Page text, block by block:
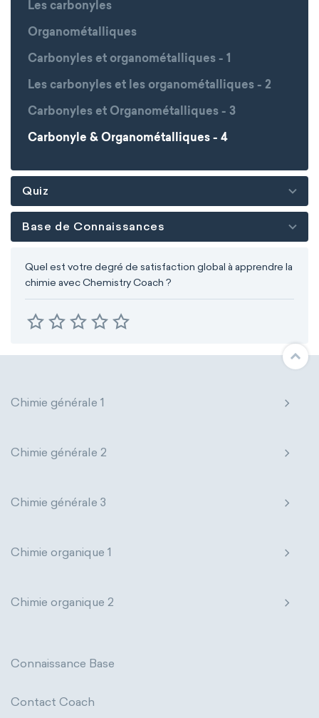
Les carbonyles
Organométalliques
Carbonyles et organométalliques - 1
Les carbonyles et les organométalliques - 2
Carbonyles et Organométalliques - 3
Carbonyle & Organométalliques - 4
Quiz
Base de Connaissances
Quel est votre degré de satisfaction global à apprendre la
chimie avec Chemistry Coach ?
Chimie générale 1
Chimie générale 2
Chimie générale 3
Chimie organique 1
Chimie organique 2
Connaissance Base
Contact Coach